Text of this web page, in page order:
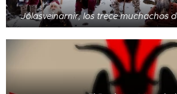
Jólasveinarnir, los trece muchachos